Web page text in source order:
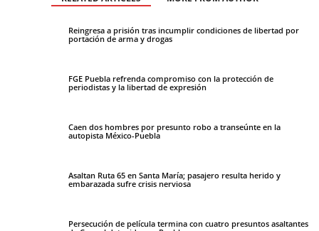
Reingresa a prisión tras incumplir condiciones de libertad por
portación de arma y drogas
FGE Puebla refrenda compromiso con la protección de
periodistas y la libertad de expresión
Caen dos hombres por presunto robo a transeúnte en la
autopista México-Puebla
Asaltan Ruta 65 en Santa María; pasajero resulta herido y
embarazada sufre crisis nerviosa
Persecución de película termina con cuatro presuntos asaltantes